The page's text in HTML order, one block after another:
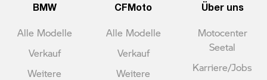
BMW
Alle Modelle
Verkauf
Weitere
CFMoto
Alle Modelle
Verkauf
Weitere
Über uns
Motocenter
Seetal
Karriere/Jobs